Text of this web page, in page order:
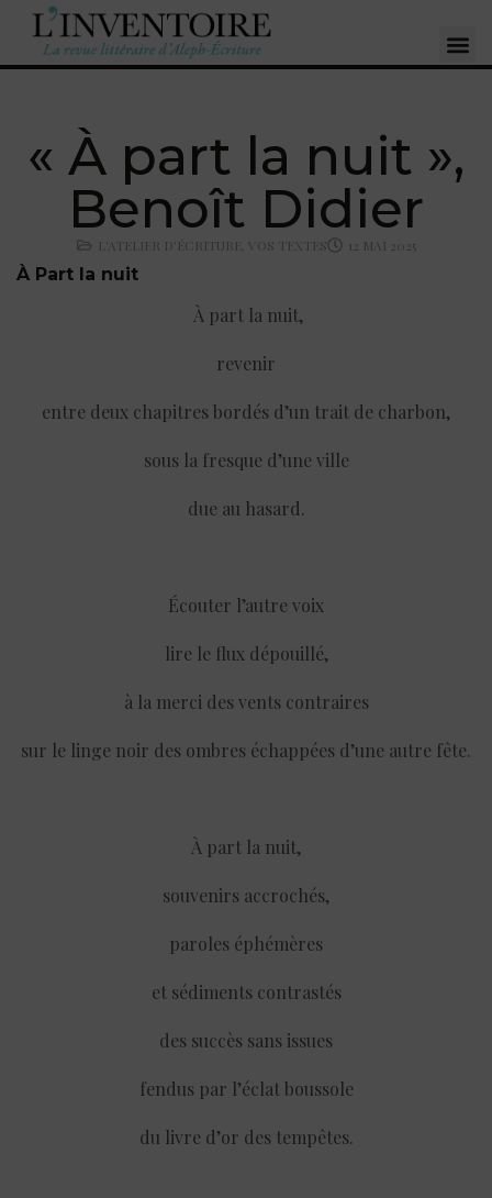
« À part la nuit »,
Benoît Didier
L'ATELIER D'ÉCRITURE VOS TEXTES 12 MAI 2025
À Part la nuit
À part la nuit,
revenir
entre deux chapitres bordés d’un trait de charbon,
sous la fresque d’une ville
due au hasard.
Écouter l’autre voix
lire le flux dépouillé,
à la merci des vents contraires
sur le linge noir des ombres échappées d’une autre fête.
À part la nuit,
souvenirs accrochés,
paroles éphémères
et sédiments contrastés
des succès sans issues
fendus par l’éclat boussole
du livre d’or des tempêtes.